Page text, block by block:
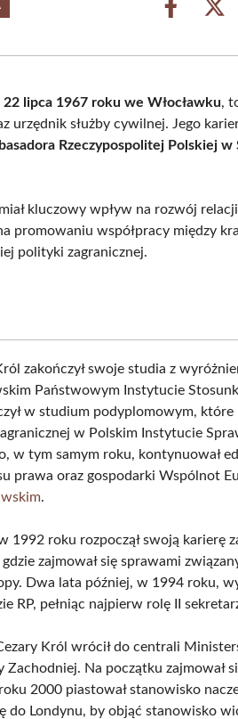
Share
22 lipca 1967 roku we Włocławku,
urzędnik służby cywilnej. Jego
Rzeczypospolitej Polskiej w
kluczowy wpływ na rozwój
promowaniu współpracy między
polityki zagranicznej.
zakończył swoje studia z
Państwowym Instytucie
w studium podyplomowym,
w Polskim Instytucie
w tym samym roku, kontynuował
prawa oraz gospodarki Wspólnot
.
1992 roku rozpoczął swoją
zajmował się sprawami
Dwa lata później, w 1994 roku,
RP, pełniąc najpierw rolę II
Król wrócił do centrali
Zachodniej. Na początku zajmował
2000 piastował stanowisko
do Londynu, by objąć stanowisko